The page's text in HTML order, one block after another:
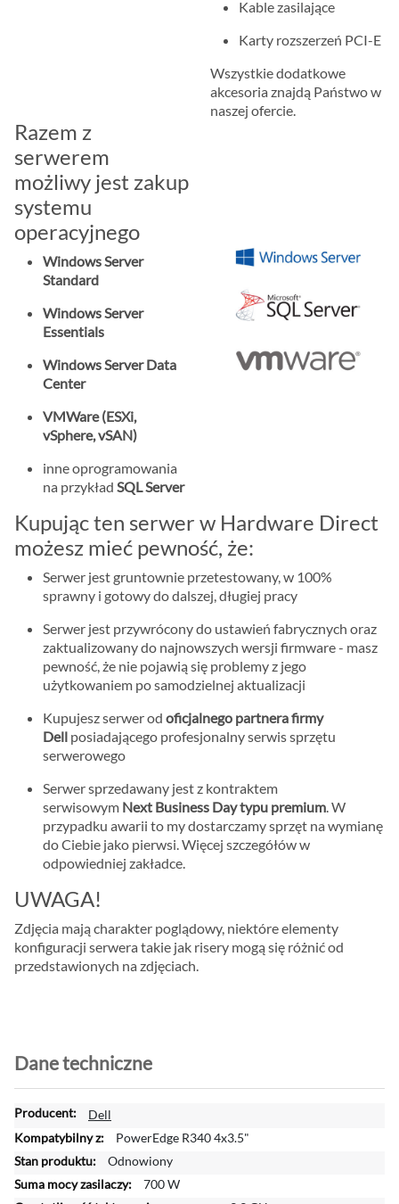
Kable zasilające
Karty rozszerzeń PCI-E
Wszystkie dodatkowe
akcesoria znajdą Państwo w
naszej ofercie.
Razem z
serwerem
możliwy jest zakup
systemu
operacyjnego
Windows Server
Standard
Windows Server
Essentials
Windows Server Data
Center
VMWare (ESXi,
vSphere, vSAN)
inne oprogramowania
na przykład SQL Server
Kupując ten serwer w Hardware Direct
możesz mieć pewność, że:
Serwer jest gruntownie przetestowany, w 100%
sprawny i gotowy do dalszej, długiej pracy
Serwer jest przywrócony do ustawień fabrycznych oraz
zaktualizowany do najnowszych wersji firmware - masz
pewność, że nie pojawią się problemy z jego
użytkowaniem po samodzielnej aktualizacji
Kupujesz serwer od oficjalnego partnera firmy
Dell posiadającego profesjonalny serwis sprzętu
serwerowego
Serwer sprzedawany jest z kontraktem
serwisowym Next Business Day typu premium. W
przypadku awarii to my dostarczamy sprzęt na wymianę
do Ciebie jako pierwsi. Więcej szczegółów w
odpowiedniej zakładce.
UWAGA!
Zdjęcia mają charakter poglądowy, niektóre elementy
konfiguracji serwera takie jak risery mogą się różnić od
przedstawionych na zdjęciach.
Dane techniczne
W
i
c
e
Dell
PowerEdge R340 4x3.5"
Odnowiony
700 W